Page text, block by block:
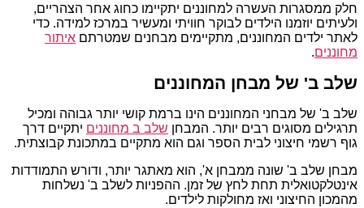
חלק ממסגרות העשרה למחוננים יתקיימו כחוג אחר הצהריים,
ולעיתים יוזמנו הילדים לבוקר חוויתי ומעשיר במרכז למידה. כדי
לאתר ילדים המחוננים, מתקיימים מבחנים שמטרתם איתור
מחוננים.
שלב ב' של מבחן המחוננים
שלב ב' של מבחני המחוננים הינו ברמת קושי יותר גבוהה ומכיל
תרגילים מסוגים רבים יותר. המבחן שלב ב מחוננים יתקיים דרך
גוף רשמי חיצוני לבית הספר וגם הוא מתקיים במתכונת קבוצתית.
מבחן שלב ב' שונה ממבחן א', הוא מאתגר יותר, ודורש התמודדות
אינטלקטואלית תחת לחץ של זמן. ההפניות לשלב ב' נשלחות
מהמכון החיצוני ואז מחולקות לילדים.